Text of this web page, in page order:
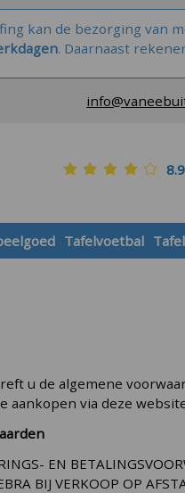
kan de bezorging
. Daarnaast
8.9
Tafelvoetbal
u de algemene
aankopen via deze
EN
BIJ VERKOOP OP